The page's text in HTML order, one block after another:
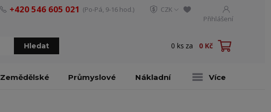
CZK
Přihlášení
Hledat
+420 546 605 021 (Po-Pá, 9-16 hod.)
0 ks za 0 Kč
Zemědělské Průmyslové Nákladní Více